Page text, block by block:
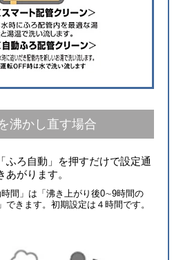
沸かし直す場合
ふろ自動」を押すだけで設定通
あがります。
間」は「沸き上がり後0∼9時間の
できます。初期設定は４時間です。